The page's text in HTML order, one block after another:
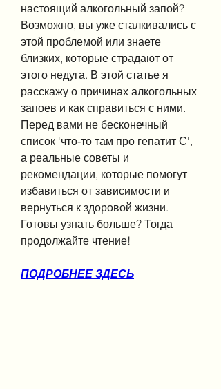
настоящий алкогольный запой?
Возможно, вы уже сталкивались с
этой проблемой или знаете
близких, которые страдают от
этого недуга. В этой статье я
расскажу о причинах алкогольных
запоев и как справиться с ними.
Перед вами не бесконечный
список 'что-то там про гепатит С',
а реальные советы и
рекомендации, которые помогут
избавиться от зависимости и
вернуться к здоровой жизни.
Готовы узнать больше? Тогда
продолжайте чтение!
ПОДРОБНЕЕ ЗДЕСЬ